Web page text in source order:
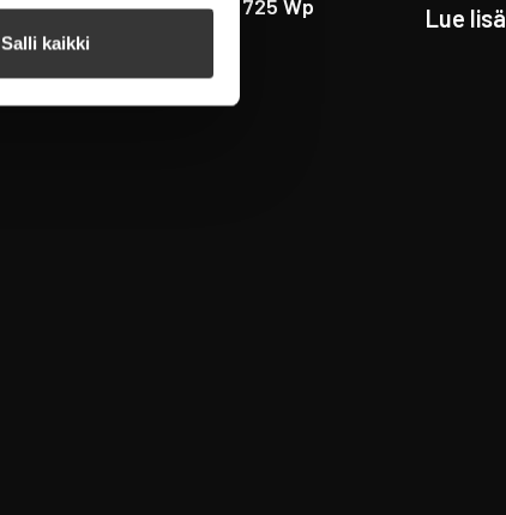
Salli kaikki
Hanersun HiTouch 725 Wp
Lue lisää
Lue